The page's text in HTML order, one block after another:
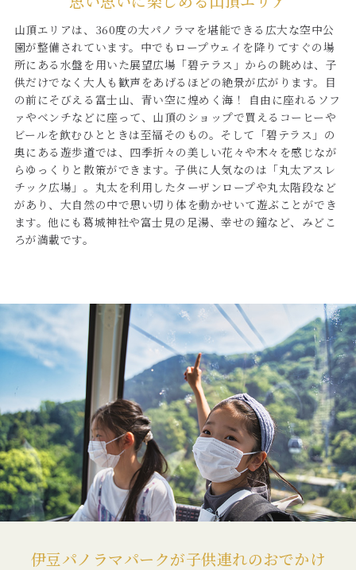
山頂エリアは、360度の大パノラマを堪能できる広大な空中公
園が整備されています。中でもロープウェイを降りてすぐの場
所にある水盤を用いた展望広場「碧テラス」からの眺めは、子
供だけでなく大人も歓声をあげるほどの絶景が広がります。目
の前にそびえる富士山、青い空に煌めく海！ 自由に座れるソフ
ァやベンチなどに座って、山頂のショップで買えるコーヒーや
ビールを飲むひとときは至福そのもの。そして「碧テラス」の
奥にある遊歩道では、四季折々の美しい花々や木々を感じなが
らゆっくりと散策ができます。子供に人気なのは「丸太アスレ
チック広場」。丸太を利用したターザンロープや丸太階段など
があり、大自然の中で思い切り体を動かせいて遊ぶことができ
ます。他にも葛城神社や富士見の足湯、幸せの鐘など、みどこ
ろが満載です。
伊豆パノラマパークが子供連れのおでかけ